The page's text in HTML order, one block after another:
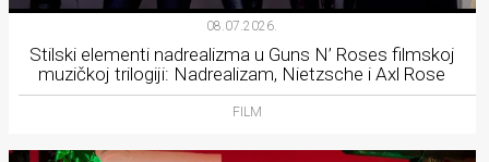
08.07.2026.
Stilski elementi nadrealizma u Guns N’ Roses filmskoj
muzičkoj trilogiji: Nadrealizam, Nietzsche i Axl Rose
FILM